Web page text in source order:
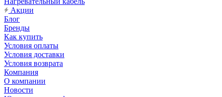
Акции
Блог
Бренды
Как купить
Условия оплаты
Условия доставки
Условия возврата
Компания
О компании
Новости